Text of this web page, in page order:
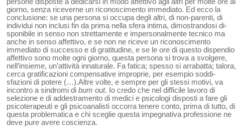
giorno, senza riceverne un riconoscimento immediato. Ed ecco la
conclusione: se una persona si occupa degli altri, di non-parenti, di
individui non inclusi fin da prima nella sfera intima, dimostrandosi di­
sponibile in senso non strettamente e impersonal­mente tecnico ma
anche in senso affettivo, e se non ne riceve un riconoscimento
immediato di successo e di gratitudine, e se le ore di questo dispendio
affettivo sono molte ogni giorno, questa persona si trova a svolgere,
nell’insieme, un’attività innaturale. Fa fatica; spesso si arrabatta; talora,
cerca gratifica­zioni compensative improprie, per esempio soddi­
sfazioni di potere (…).Altre volte, e sempre per gli stessi motivi, va
incon­tro a sindromi di bum out. Io credo che nel difficile lavoro di
selezione e di addestramento di medici e psicologi disposti a fare gli
psicoterapeuti e gli psi­coanalisti occorra tenere conto, prima di tutto, di
questa problematica e chi sceglie questa impegna­tiva professione ne
deve pure avere coscienza.